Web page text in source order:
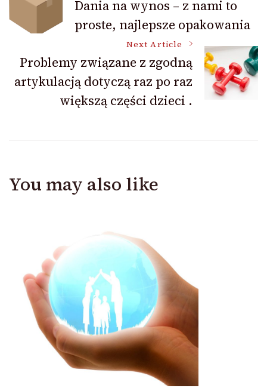
Navigation
Dania na wynos – z nami to
proste, najlepsze opakowania
Next Article
Problemy związane z zgodną
artykulacją dotyczą raz po raz
większą części dzieci .
You may also like